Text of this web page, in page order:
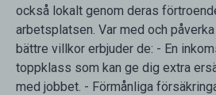
också lokalt genom deras
arbetsplatsen. Var med och
bättre villkor erbjuder de: - En
toppklass som kan ge dig extra
med jobbet. - Förmånliga